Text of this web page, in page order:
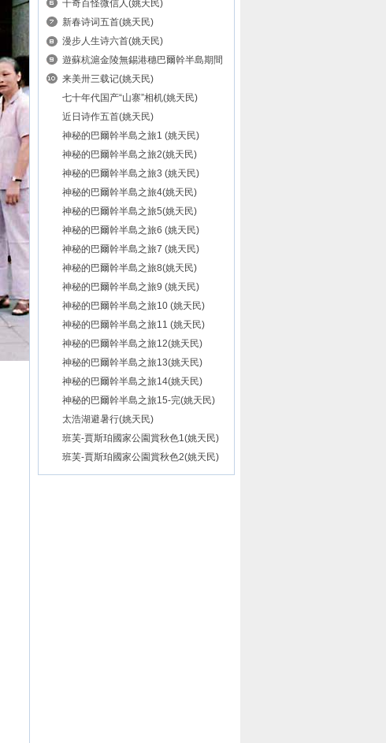
千奇百怪微信人(姚天民)
新春诗词五首(姚天民)
漫步人生诗六首(姚天民)
遊蘇杭滬金陵無錫港穗巴爾幹半島期間
詩...
来美卅三载记(姚天民)
七十年代国产“山寨”相机(姚天民)
近日诗作五首(姚天民)
神秘的巴爾幹半島之旅1 (姚天民)
神秘的巴爾幹半島之旅2(姚天民)
神秘的巴爾幹半島之旅3 (姚天民)
神秘的巴爾幹半島之旅4(姚天民)
神秘的巴爾幹半島之旅5(姚天民)
神秘的巴爾幹半島之旅6 (姚天民)
神秘的巴爾幹半島之旅7 (姚天民)
神秘的巴爾幹半島之旅8(姚天民)
神秘的巴爾幹半島之旅9 (姚天民)
神秘的巴爾幹半島之旅10 (姚天民)
神秘的巴爾幹半島之旅11 (姚天民)
神秘的巴爾幹半島之旅12(姚天民)
神秘的巴爾幹半島之旅13(姚天民)
神秘的巴爾幹半島之旅14(姚天民)
神秘的巴爾幹半島之旅15-完(姚天民)
太浩湖避暑行(姚天民)
班芙-賈斯珀國家公園賞秋色1(姚天民)
班芙-賈斯珀國家公園賞秋色2(姚天民)